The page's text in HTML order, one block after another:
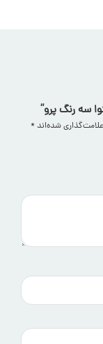
سه رنگ پرو”
شده‌اند*